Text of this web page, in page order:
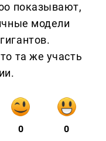
показывают,
модели
та же участь
0 0